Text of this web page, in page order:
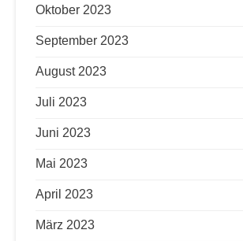
Oktober 2023
September 2023
August 2023
Juli 2023
Juni 2023
Mai 2023
April 2023
März 2023